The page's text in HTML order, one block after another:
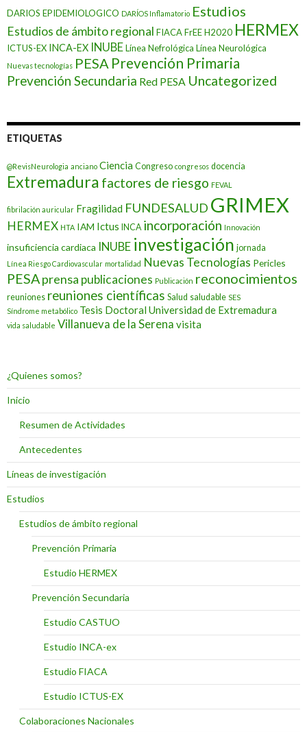
DARIOS EPIDEMIOLOGICO DARÍOS Inflamatorio Estudios
Estudios de ámbito regional FIACAFrEEH2020 HERMEX
ICTUS-EX INCA-EX INUBELínea Nefrológica Línea Neurológica
Nuevas tecnologías PESA Prevención Primaria
Prevención Secundaria Red PESA Uncategorized
ETIQUETAS
@RevisNeurologia anciano Ciencia Congreso congresos docencia
Extremadura factores de riesgo FEVAL
fibrilación auricular Fragilidad FUNDESALUD GRIMEX
HERMEX HTA IAM Ictus INCA incorporación Innovación
insuficiencia cardiaca INUBE investigación jornada
Línea Riesgo Cardiovascular mortalidad Nuevas Tecnologías Pericles
PESAprensa publicaciones Publicación reconocimientos
reuniones reuniones científicas Salud saludable SES
Síndrome metabólico Tesis Doctoral Universidad de Extremadura
vida saludable Villanueva de la Serena visita
¿Quienes somos?
Inicio
Resumen de Actividades
Antecedentes
Líneas de investigación
Estudios
Estudios de ámbito regional
Prevención Primaria
Estudio HERMEX
Prevención Secundaria
Estudio CASTUO
Estudio INCA-ex
Estudio FIACA
Estudio ICTUS-EX
Colaboraciones Nacionales